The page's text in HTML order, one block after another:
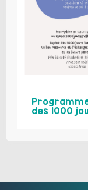
des 1000